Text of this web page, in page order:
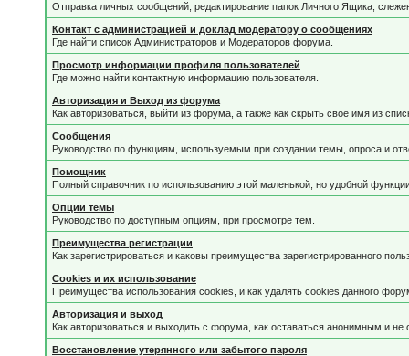
Отправка личных сообщений, редактирование папок Личного Ящика,
Контакт с администрацией и доклад модератору о сообщениях
Где найти список Администраторов и Модераторов форума.
Просмотр информации профиля пользователей
Где можно найти контактную информацию пользователя.
Авторизация и Выход из форума
Как авторизоваться, выйти из форума, а также как скрыть свое имя из
Сообщения
Руководство по функциям, используемым при создании темы, опроса и
Помощник
Полный справочник по использованию этой маленькой, но удобной
Опции темы
Руководство по доступным опциям, при просмотре тем.
Преимущества регистрации
Как зарегистрироваться и каковы преимущества зарегистрированного
Cookies и их использование
Преимущества использования cookies, и как удалять cookies данного
Авторизация и выход
Как авторизоваться и выходить с форума, как оставаться анонимным и
Восстановление утерянного или забытого пароля